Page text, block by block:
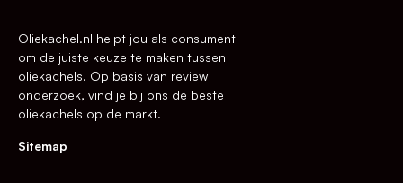
Oliekachel.nl helpt jou als consument
om de juiste keuze te maken tussen
oliekachels. Op basis van review
onderzoek, vind je bij ons de beste
oliekachels op de markt.
Sitemap